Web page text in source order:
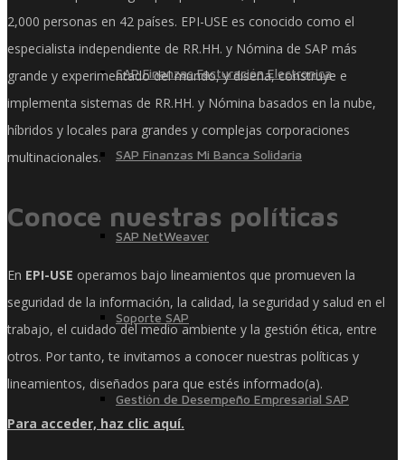
SAP Finanzas Facturación Electronica
SAP Finanzas Mi Banca Solidaria
SAP NetWeaver
Soporte SAP
Gestión de Desempeño Empresarial SAP
2,000 personas en 42 países. EPI-USE es conocido como el
especialista independiente de RR.HH. y Nómina de SAP más
grande y experimentado del mundo, y diseña, construye e
implementa sistemas de RR.HH. y Nómina basados ​​en la nube,
híbridos y locales para grandes y complejas corporaciones
multinacionales.
Conoce nuestras políticas
En EPI-USE operamos bajo lineamientos que promueven la
seguridad de la información, la calidad, la seguridad y salud en el
trabajo, el cuidado del medio ambiente y la gestión ética, entre
otros. Por tanto, te invitamos a conocer nuestras políticas y
lineamientos, diseñados para que estés informado(a).
Para acceder, haz clic aquí.